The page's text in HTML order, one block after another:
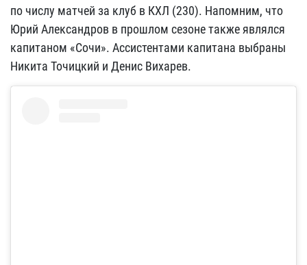
по числу матчей за клуб в КХЛ (230). Напомним, что
Юрий Александров в прошлом сезоне также являлся
капитаном «Сочи». Ассистентами капитана выбраны
Никита Точицкий и Денис Вихарев.